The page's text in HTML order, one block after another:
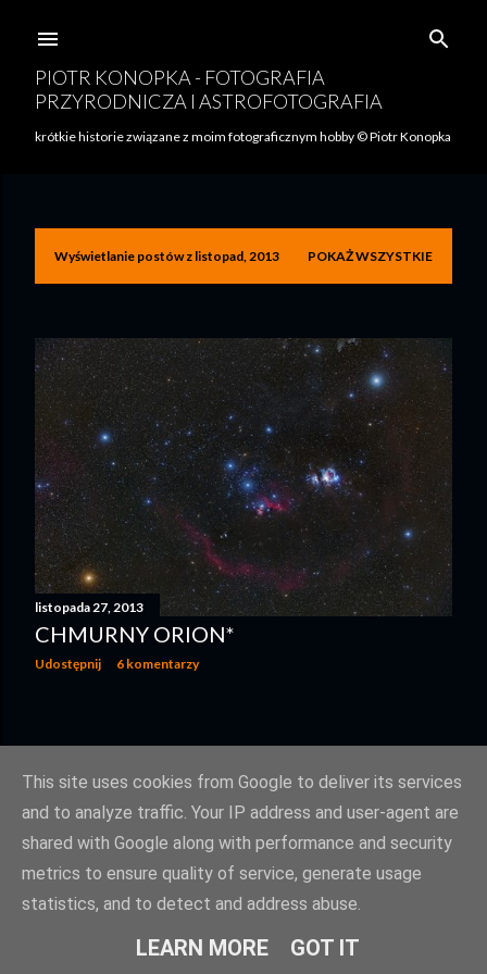
PIOTR KONOPKA - FOTOGRAFIA
PRZYRODNICZA I ASTROFOTOGRAFIA
krótkie historie związane z moim fotograficznym hobby © Piotr Konopka
P
s
t
y
Wyświetlanie postów z listopad, 2013 POKAŻ WSZYSTKIE
listopada 27, 2013
CHMURNY ORION*
Udostępnij 6 komentarzy
Obsługiwane przez usługę Blogger
This site uses cookies from Google to deliver its services
and to analyze traffic. Your IP address and user-agent are
shared with Google along with performance and security
metrics to ensure quality of service, generate usage
statistics, and to detect and address abuse.
LEARN MORE GOT IT